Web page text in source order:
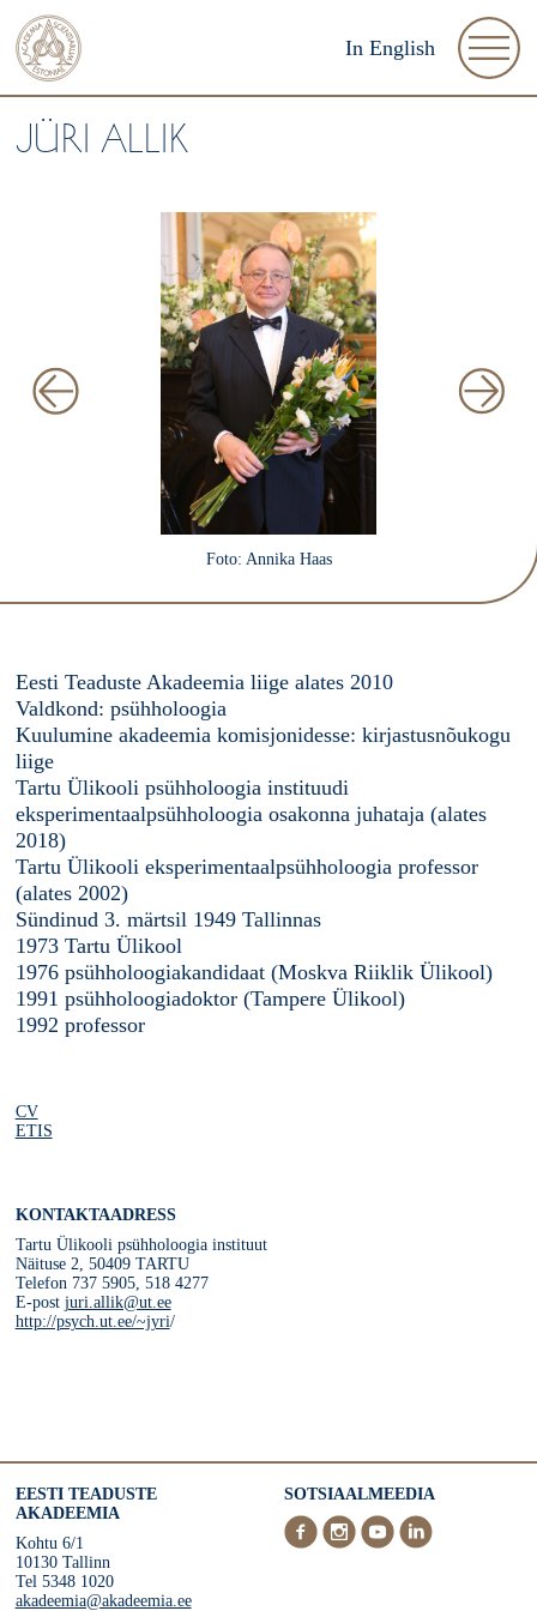
In English
JÜRI ALLIK
Foto: Annika Haas
Eesti Teaduste Akadeemia liige alates 2010
Valdkond: psühholoogia
Kuulumine akadeemia komisjonidesse: kirjastusnõukogu
liige
Tartu Ülikooli psühholoogia instituudi
eksperimentaalpsühholoogia osakonna juhataja (alates
2018)
Tartu Ülikooli eksperimentaalpsühholoogia professor
(alates 2002)
Sündinud 3. märtsil 1949 Tallinnas
1973 Tartu Ülikool
1976 psühholoogiakandidaat (Moskva Riiklik Ülikool)
1991 psühholoogiadoktor (Tampere Ülikool)
1992 professor
CV
ETIS
KONTAKTAADRESS
Tartu Ülikooli psühholoogia instituut
Näituse 2, 50409 TARTU
Telefon 737 5905, 518 4277
E-post juri.allik@ut.ee
http://psych.ut.ee/~jyri/
EESTI TEADUSTE
AKADEEMIA
Kohtu 6/1
10130 Tallinn
Tel 5348 1020
akadeemia@akadeemia.ee
SOTSIAALMEEDIA